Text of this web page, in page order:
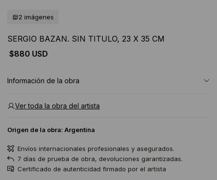
2 imágenes
SERGIO BAZAN. SIN TITULO, 23 X 35 CM
$880 USD
Información de la obra
Ver toda la obra del artista
Origen de la obra: Argentina
Envíos internacionales profesionales y asegurados.
7 días de prueba de obra, devoluciones garantizadas.
Certificado de autenticidad firmado por el artista